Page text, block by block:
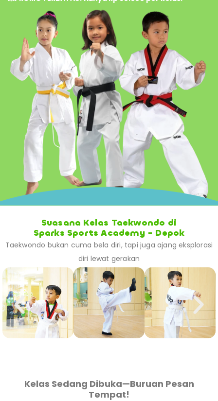
Suasana Kelas Taekwondo di
Sparks Sports Academy - Depok
Taekwondo bukan cuma bela diri, tapi juga ajang eksplorasi
diri lewat gerakan
Kelas Sedang Dibuka—Buruan Pesan
Tempat!